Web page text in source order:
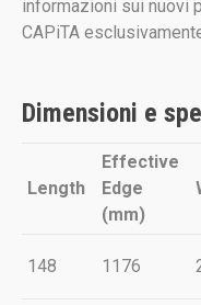
informazioni sui nuovi
CAPiTA
Dimensioni e
Length
Effective
Edge
(mm)
148 1176